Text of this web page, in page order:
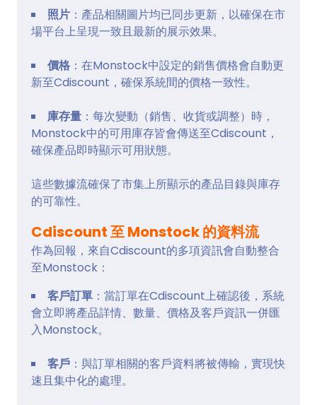
照片 ：產品相關圖片均已同步更新，以確保在市
場平台上呈現一致且最新的展示效果。
價格 ：在Monstock中設定的銷售價格會自動更
新至Cdiscount，確保系統間的價格一致性。
庫存量 ：每次變動（銷售、收貨或調整）時，
Monstock中的可用庫存皆會傳送至Cdiscount，
確保產品即時顯示可用狀態。
這些數據流確保了市集上所顯示的產品目錄與庫存
的可靠性。
Cdiscount 至 Monstock 的資料流
作為回報，來自Cdiscount的多項資訊會自動整合
至Monstock：
客戶訂單 ：當訂單在Cdiscount上確認後，系統
會立即將產品詳情、數量、價格及客戶資訊一併匯
入Monstock。
客戶 ：與訂單相關的客戶資料將被傳輸，實現快
速且集中化的處理。